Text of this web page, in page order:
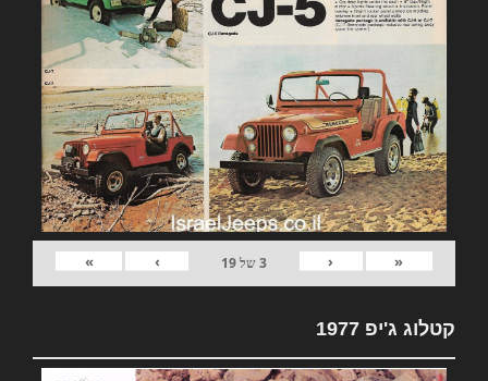
«
‹
3של19
›
»
קטלוג ג'יפ 1977